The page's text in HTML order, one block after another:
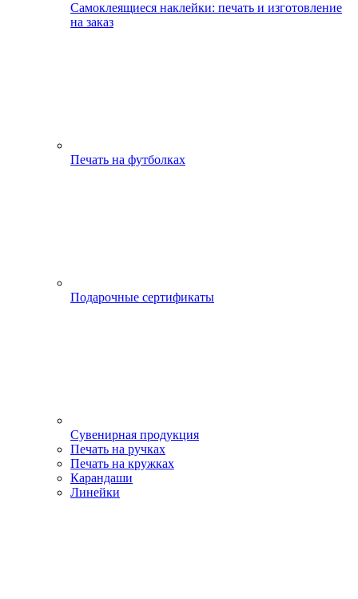
Самоклеящиеся наклейки: печать и изготовление
на заказ
Печать на футболках
Подарочные сертификаты
Сувенирная продукция
Печать на ручках
Печать на кружках
Карандаши
Линейки